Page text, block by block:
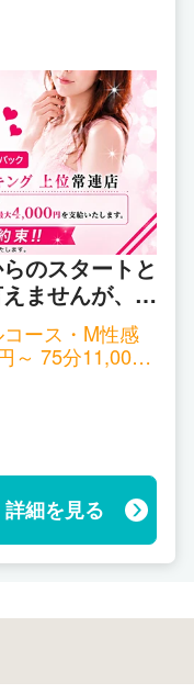
ちら！＞
が少し安いシェア
（※デリヘルコ
のスタートと
ませんが、少
い環境を提供
いただきま
絶対に必要で
お待ちしてお
円～応相談 ■
詳細を見る